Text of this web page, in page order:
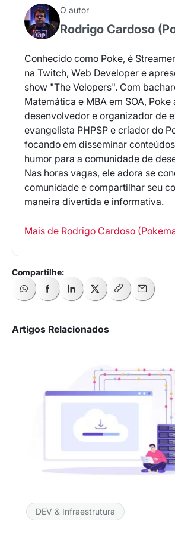
O autor
Rodrigo Cardoso
Conhecido como Poke, é
na Twitch, Web Developer e
show "The Velopers". Com
Matemática e MBA em SOA, Poke
desenvolvedor e organizador de
evangelista PHPSP e criador do
focando em disseminar
humor para a comunidade de
Nas horas vagas, ele adora se
comunidade e compartilhar seu
maneira divertida e informativa.
Mais de Rodrigo Cardoso
Artigos Relacionados
DEV & Infraestrutura